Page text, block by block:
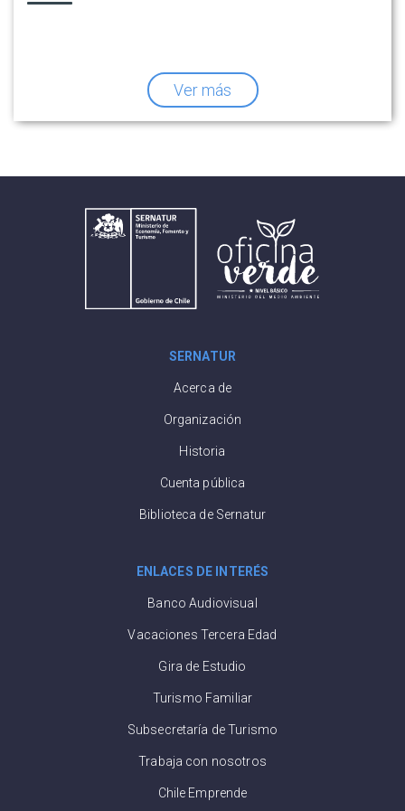
Ver más
SERNATUR
Acerca de
Organización
Historia
Cuenta pública
Biblioteca de Sernatur
ENLACES DE INTERÉS
Banco Audiovisual
Vacaciones Tercera Edad
Gira de Estudio
Turismo Familiar
Subsecretaría de Turismo
Trabaja con nosotros
Chile Emprende